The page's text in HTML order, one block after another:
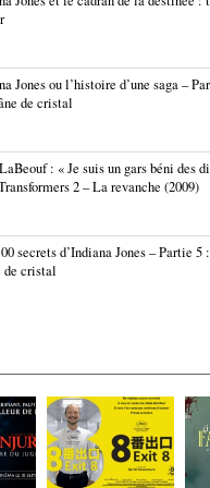
Jones ou l’histoire d’une saga –
de cristal
: « Je suis un gars béni des
2 – La revanche (2009)
secrets d’Indiana Jones – Partie 5
de cristal